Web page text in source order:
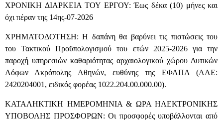
ΧΡΟΝΙΚΗ ΔΙΑΡΚΕΙΑ ΤΟΥ ΕΡΓΟΥ: Έως δέκα (10) μήνες και
όχι πέραν της 14ης-07-2026
ΧΡΗΜΑΤΟΔΟΤΗΣΗ: Η δαπάνη θα βαρύνει τις πιστώσεις του
του Τακτικού Προϋπολογισμού του ετών 2025-2026 για την
παροχή υπηρεσιών καθαριότητας αρχαιολογικού χώρου Δυτικών
Λόφων Ακρόπολης Αθηνών, ευθύνης της ΕΦΑΠΑ (ΑΛΕ:
2420204001, ειδικός φορέας 1022.204.00.000.00).
ΚΑΤΑΛΗΚΤΙΚΗ ΗΜΕΡΟΜΗΝΙΑ & ΩΡΑ ΗΛΕΚΤΡΟΝΙΚΗΣ
ΥΠΟΒΟΛΗΣ ΠΡΟΣΦΟΡΩΝ: Οι προσφορές υποβάλλονται από